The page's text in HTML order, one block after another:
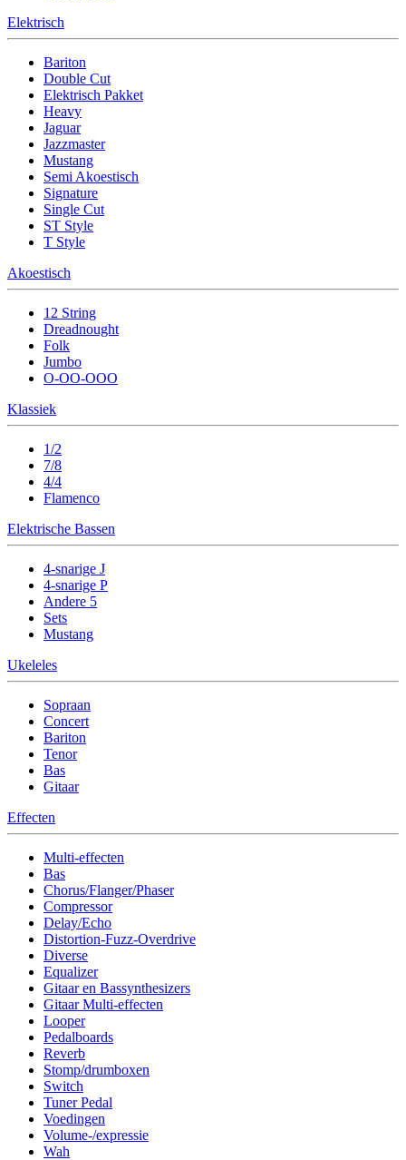
Elektrisch
Bariton
Double Cut
Elektrisch Pakket
Heavy
Jaguar
Jazzmaster
Mustang
Semi Akoestisch
Signature
Single Cut
ST Style
T Style
Akoestisch
12 String
Dreadnought
Folk
Jumbo
O-OO-OOO
Klassiek
1/2
7/8
4/4
Flamenco
Elektrische Bassen
4-snarige J
4-snarige P
Andere 5
Sets
Mustang
Ukeleles
Sopraan
Concert
Bariton
Tenor
Bas
Gitaar
Effecten
Multi-effecten
Bas
Chorus/Flanger/Phaser
Compressor
Delay/Echo
Distortion-Fuzz-Overdrive
Diverse
Equalizer
Gitaar en Bassynthesizers
Gitaar Multi-effecten
Looper
Pedalboards
Reverb
Stomp/drumboxen
Switch
Tuner Pedal
Voedingen
Volume-/expressie
Wah